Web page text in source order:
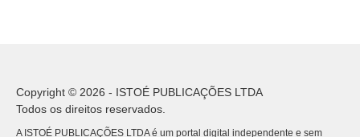
Copyright © 2026 - ISTOÉ PUBLICAÇÕES LTDA
Todos os direitos reservados.
A ISTOÉ PUBLICAÇÕES LTDA é um portal digital independente e sem